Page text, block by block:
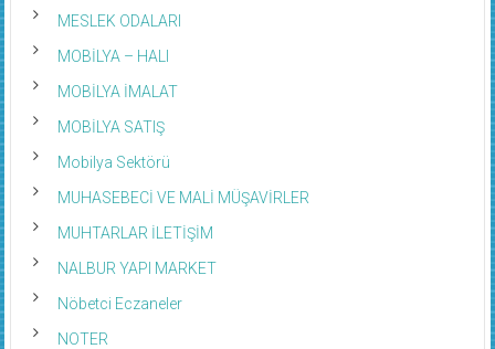
MESLEK ODALARI
MOBİLYA – HALI
MOBİLYA İMALAT
MOBİLYA SATIŞ
Mobilya Sektörü
MUHASEBECİ VE MALİ MÜŞAVİRLER
MUHTARLAR İLETİŞİM
NALBUR YAPI MARKET
Nöbetci Eczaneler
NOTER